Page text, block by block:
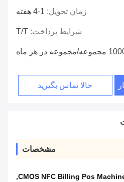
زمان تحویل: 1-4 هفته
شرایط پرداخت: T/T
مجموعه در هر ماه
حالا تماس بگیرید
مشخصات
CMOS NFC Billing Pos
,